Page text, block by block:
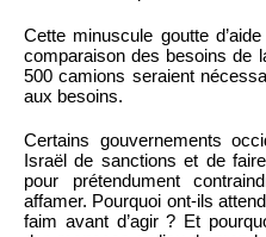
Cette minuscule goutte
comparaison des besoins de
500 camions seraient
aux besoins.
Certains gouvernements
Israël de sanctions et de
pour prétendument
affamer. Pourquoi ont-ils
faim avant d’agir ? Et